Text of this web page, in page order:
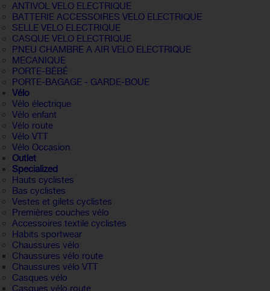
ANTIVOL VELO ELECTRIQUE
BATTERIE ACCESSOIRES VELO ELECTRIQUE
SELLE VELO ELECTRIQUE
CASQUE VELO ELECTRIQUE
PNEU CHAMBRE A AIR VELO ELECTRIQUE
MECANIQUE
PORTE-BÉBÉ
PORTE-BAGAGE - GARDE-BOUE
Vélo
Vélo électrique
Vélo enfant
Vélo route
Vélo VTT
Vélo Occasion
Outlet
Specialized
Hauts cyclistes
Bas cyclistes
Vestes et gilets cyclistes
Premières couches vélo
Accessoires textile cyclistes
Habits sportwear
Chaussures vélo
Chaussures vélo route
Chaussures vélo VTT
Casques vélo
Casques vélo route